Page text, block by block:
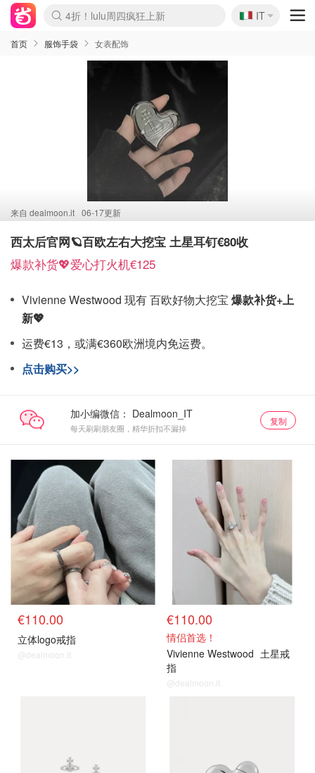
Boticinal 夏促开抢！
4折！lulu周四疯狂上新
速领！Stanley独家85折
Zalando 奥莱闪促！每日更新
🇮🇹
IT
首页 服饰手袋 女表配饰
来自 dealmoon.it 06-17更新
西太后官网🪐百欧左右大挖宝 土星耳钉€80收
爆款补货💖爱心打火机€125
Vivienne Westwood 现有 百欧好物大挖宝 爆款补货+上
新💖
运费€13，或满€360欧洲境内免运费。
点击购买>>
加小编微信：
每天刷刷朋友圈，精华折扣不漏掉
复制
€110.00
立体logo戒指
@dealmoon.it
€110.00
情侣首选！
Vivienne Westwood 土星戒
指
@dealmoon.it